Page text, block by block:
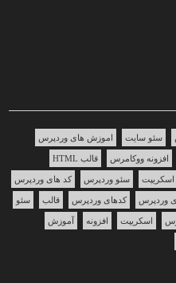
سئو سایت اموزش های وردپرس
افزونه ووکامرس قالب HTML
اسکریپت سئو وردپرس کد های وردپرس
وردپرس کدهای وردپرس قالب سئو
اسکریپت افزونه آموزش